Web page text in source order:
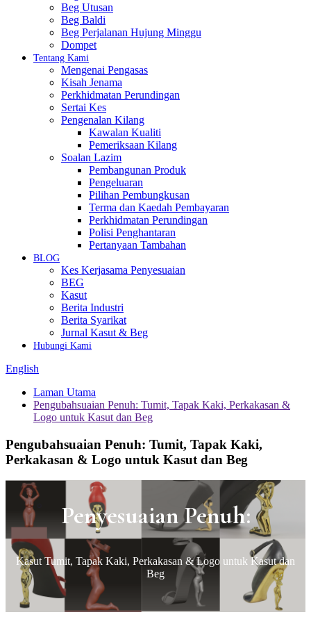
Beg Utusan
Beg Baldi
Beg Perjalanan Hujung Minggu
Dompet
Tentang Kami
Mengenai Pengasas
Kisah Jenama
Perkhidmatan Perundingan
Sertai Kes
Pengenalan Kilang
Kawalan Kualiti
Pemeriksaan Kilang
Soalan Lazim
Pembangunan Produk
Pengeluaran
Pilihan Pembungkusan
Terma dan Kaedah Pembayaran
Perkhidmatan Perundingan
Polisi Penghantaran
Pertanyaan Tambahan
BLOG
Kes Kerjasama Penyesuaian
BEG
Kasut
Berita Industri
Berita Syarikat
Jurnal Kasut & Beg
Hubungi Kami
English
Laman Utama
Pengubahsuaian Penuh: Tumit, Tapak Kaki, Perkakasan &
Logo untuk Kasut dan Beg
Pengubahsuaian Penuh: Tumit, Tapak Kaki,
Perkakasan & Logo untuk Kasut dan Beg
Penyesuaian Penuh:
Kasut Tumit, Tapak Kaki, Perkakasan & Logo untuk Kasut dan
Beg